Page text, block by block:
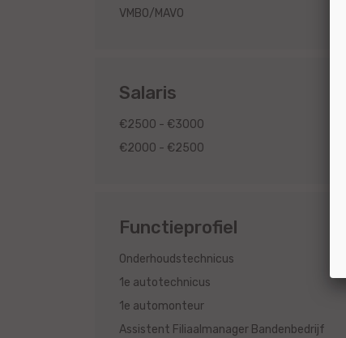
VMBO/MAVO
Salaris
€2500 - €3000
€2000 - €2500
Functieprofiel
Onderhoudstechnicus
1e autotechnicus
1e automonteur
Assistent Filiaalmanager Bandenbedrijf